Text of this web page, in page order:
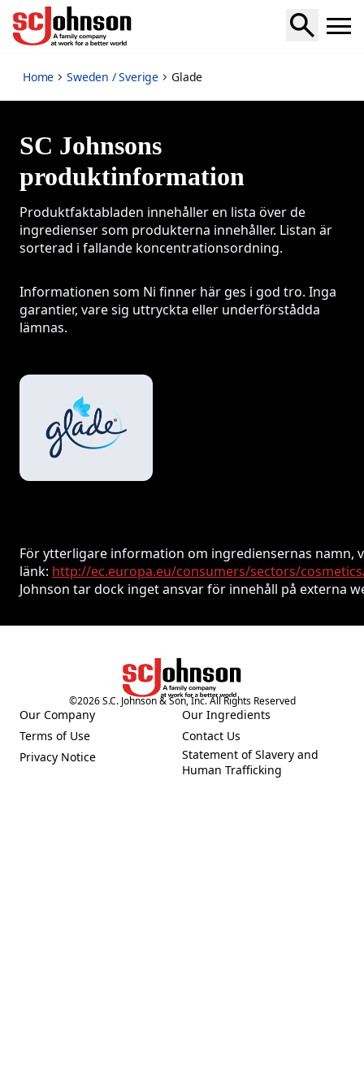
Home Sweden / Sverige Glade
SC Johnsons
produktinformation
Produktfaktabladen innehåller en lista över de
ingredienser som produkterna innehåller. Listan är
sorterad i fallande koncentrationsordning.
Informationen som Ni finner här ges i god tro. Inga
garantier, vare sig uttryckta eller underförstådda
lämnas.
För ytterligare information om ingrediensernas namn,
länk: http://ec.europa.eu/consumers/sectors/
Johnson tar dock inget ansvar för innehåll på externa
©2026S.C. Johnson & Son, Inc. All Rights Reserved
Our Company
(Opens in a new tab)
Terms of Use
(Opens in a new tab)
Privacy Notice
(Opens in a new tab)
Our Ingredients
(Opens in a new tab)
Contact Us
(Opens in a new tab)
Statement of Slavery and
Human Trafficking
(Opens in a new tab)